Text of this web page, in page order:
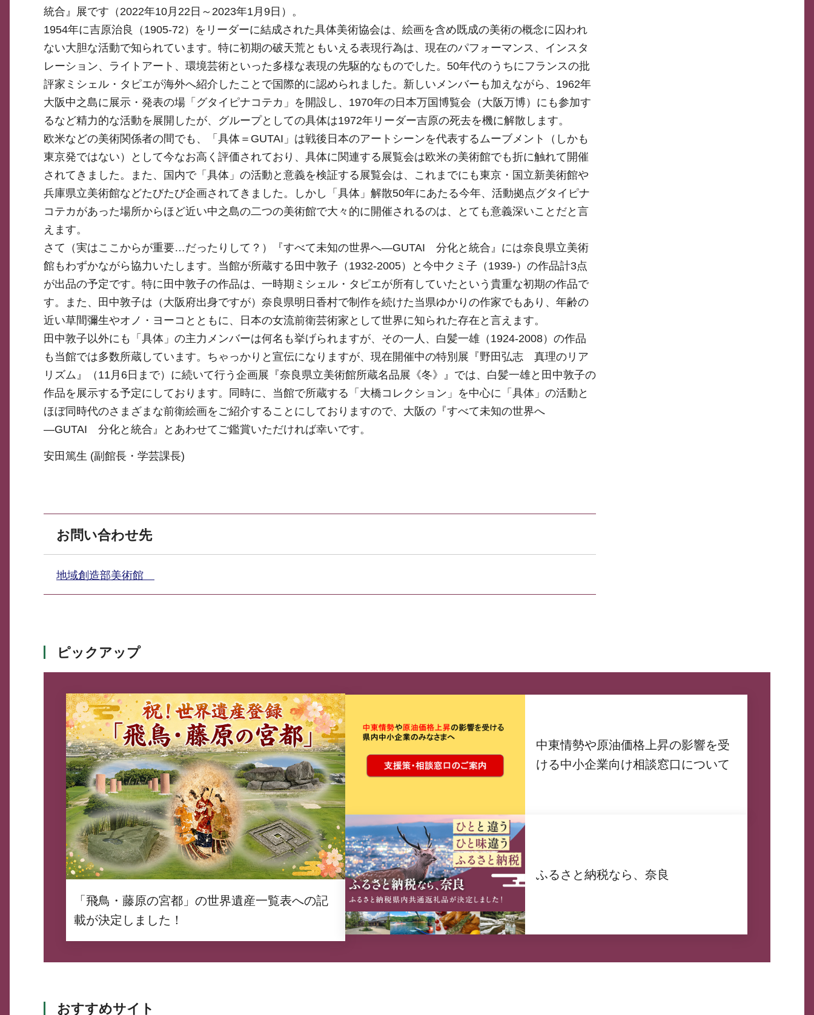
統合』展です（2022年10月22日～2023年1月9日）。
1954年に吉原治良（1905-72）をリーダーに結成された具体美術協会は、絵画を含め既成の美術の概念に囚われ
ない大胆な活動で知られています。特に初期の破天荒ともいえる表現行為は、現在のパフォーマンス、インスタ
レーション、ライトアート、環境芸術といった多様な表現の先駆的なものでした。50年代のうちにフランスの批
評家ミシェル・タピエが海外へ紹介したことで国際的に認められました。新しいメンバーも加えながら、1962年
大阪中之島に展示・発表の場「グタイピナコテカ」を開設し、1970年の日本万国博覧会（大阪万博）にも参加す
るなど精力的な活動を展開したが、グループとしての具体は1972年リーダー吉原の死去を機に解散します。
欧米などの美術関係者の間でも、「具体＝GUTAI」は戦後日本のアートシーンを代表するムーブメント（しかも
東京発ではない）として今なお高く評価されており、具体に関連する展覧会は欧米の美術館でも折に触れて開催
されてきました。また、国内で「具体」の活動と意義を検証する展覧会は、これまでにも東京・国立新美術館や
兵庫県立美術館などたびたび企画されてきました。しかし「具体」解散50年にあたる今年、活動拠点グタイピナ
コテカがあった場所からほど近い中之島の二つの美術館で大々的に開催されるのは、とても意義深いことだと言
えます。
さて（実はここからが重要…だったりして？）『すべて未知の世界へ―GUTAI 分化と統合』には奈良県立美術
館もわずかながら協力いたします。当館が所蔵する田中敦子（1932-2005）と今中クミ子（1939-）の作品計3点
が出品の予定です。特に田中敦子の作品は、一時期ミシェル・タピエが所有していたという貴重な初期の作品で
す。また、田中敦子は（大阪府出身ですが）奈良県明日香村で制作を続けた当県ゆかりの作家でもあり、年齢の
近い草間彌生やオノ・ヨーコとともに、日本の女流前衛芸術家として世界に知られた存在と言えます。
田中敦子以外にも「具体」の主力メンバーは何名も挙げられますが、その一人、白髪一雄（1924-2008）の作品
も当館では多数所蔵しています。ちゃっかりと宣伝になりますが、現在開催中の特別展『野田弘志 真理のリア
リズム』（11月6日まで）に続いて行う企画展『奈良県立美術館所蔵名品展《冬》』では、白髪一雄と田中敦子の
作品を展示する予定にしております。同時に、当館で所蔵する「大橋コレクション」を中心に「具体」の活動と
ほぼ同時代のさまざまな前衛絵画をご紹介することにしておりますので、大阪の『すべて未知の世界へ
―GUTAI 分化と統合』とあわせてご鑑賞いただければ幸いです。
安田篤生 (副館長・学芸課長)
お問い合わせ先
地域創造部美術館
ピックアップ
「飛鳥・藤原の宮都」の世界遺産一覧表への記
載が決定しました！
中東情勢や原油価格上昇の影響を受
ける中小企業向け相談窓口について
ふるさと納税なら、奈良
おすすめサイト